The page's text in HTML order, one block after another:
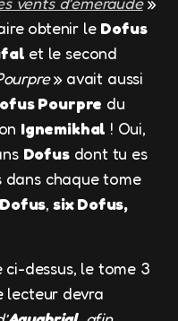
obtenir le Dofus
et le second
» avait aussi
Pourpre du
Ignemikhal ! Oui,
Dofusdont tu es
dans chaque tome
Dofus, six Dofus,
ci-dessus, le tome 3
lecteur devra